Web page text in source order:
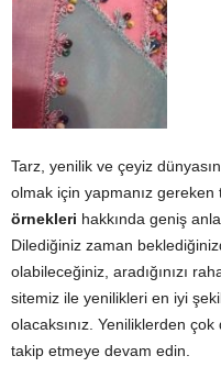
Tarz, yenilik ve çeyiz
olmak için yapmanız gereken
örnekleri hakkında geniş
Dilediğiniz zaman
olabileceğiniz, aradığınızı
sitemiz ile yenilikleri en iyi
olacaksınız. Yeniliklerden
takip etmeye devam edin.